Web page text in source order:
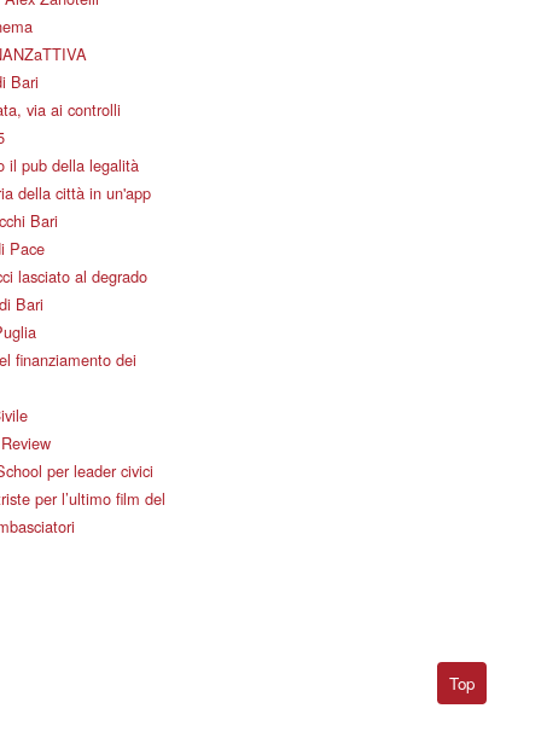
Bari
via ai controlli
il pub della legalità
della città in un'app
Bari
Pace
lasciato al degrado
Bari
finanziamento dei
per leader civici
per l’ultimo film del
Top